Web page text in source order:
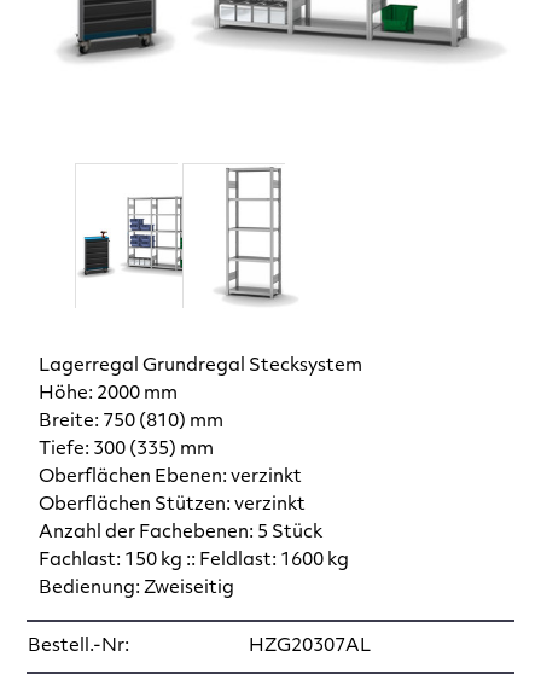
Lagerregal Grundregal Stecksystem
Höhe: 2000 mm
Breite: 750 (810) mm
Tiefe: 300 (335) mm
Oberflächen Ebenen: verzinkt
Oberflächen Stützen: verzinkt
Anzahl der Fachebenen: 5 Stück
Fachlast: 150 kg :: Feldlast: 1600 kg
Bedienung: Zweiseitig
Bestell.-Nr: HZG20307AL